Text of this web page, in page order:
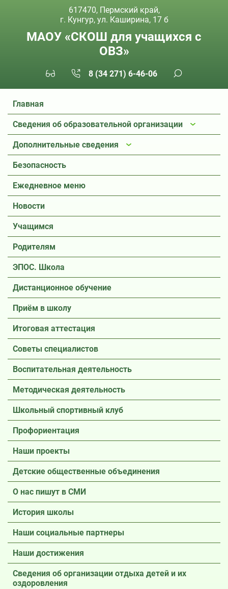
617470, Пермский край,
г. Кунгур, ул. Каширина, 17 б
МАОУ «СКОШ для учащихся с
ОВЗ»
8 (34 271) 6-46-06
Главная
Сведения об образовательной организации
Дополнительные сведения
Безопасность
Ежедневное меню
Новости
Учащимся
Родителям
ЭПОС. Школа
Дистанционное обучение
Приём в школу
Итоговая аттестация
Советы специалистов
Воспитательная деятельность
Методическая деятельность
Школьный спортивный клуб
Профориентация
Наши проекты
Детские общественные объединения
О нас пишут в СМИ
История школы
Наши социальные партнеры
Наши достижения
Сведения об организации отдыха детей и их
оздоровления